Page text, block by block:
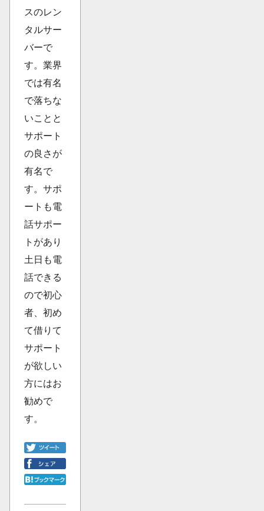
スのレン
タルサー
バーで
す。業界
では有名
で落ちな
いことと
サポート
の良さが
有名で
す。サポ
ートも電
話サポー
トがあり
土日も電
話できる
ので初心
者、初め
て借りて
サポート
が欲しい
方にはお
勧めで
す。